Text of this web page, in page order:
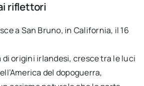
riflettori
a San Bruno, in California, il 16
di origini irlandesi, cresce tra le luci
del dopoguerra,